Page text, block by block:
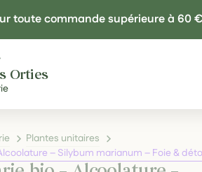
toute commande supérieure à 60 €
Orties
Plantes unitaires
– Silybum marianum – Foie &